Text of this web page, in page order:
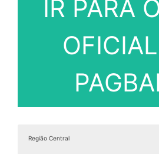
IR PARA
Região Central